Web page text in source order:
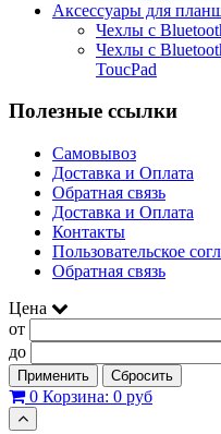
Аксессуары для
Чехлы с
Чехлы с
ToucPad
Полезные ссылки
Самовывоз
Доставка и Оплата
Обратная связь
Доставка и Оплата
Контакты
Пользовательское
Обратная связь
Цена
от
до
Применить Сбросить
0 Корзина: 0 руб